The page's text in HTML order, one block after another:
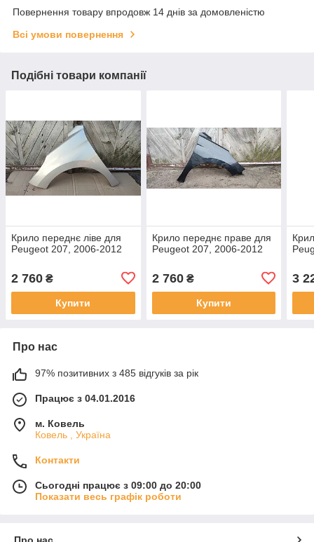
Повернення товару впродовж 14 днів за домовленістю
Всі умови повернення
Подібні товари компанії
Крило переднє ліве для
Peugeot 207, 2006-2012
2 760 ₴
Купити
Крило переднє праве для
Peugeot 207, 2006-2012
2 760₴
Купити
3
Про нас
97% позитивних з 485 відгуків за рік
Працює з 04.01.2016
м. Ковель
Ковель , Україна
Контакти
Сьогодні працює з 09:00 до 20:00
Показати весь графік роботи